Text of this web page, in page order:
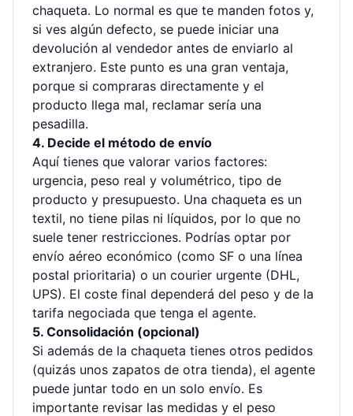
chaqueta. Lo normal es que te manden fotos y,
si ves algún defecto, se puede iniciar una
devolución al vendedor antes de enviarlo al
extranjero. Este punto es una gran ventaja,
porque si compraras directamente y el
producto llega mal, reclamar sería una
pesadilla.
4. Decide el método de envío
Aquí tienes que valorar varios factores:
urgencia, peso real y volumétrico, tipo de
producto y presupuesto. Una chaqueta es un
textil, no tiene pilas ni líquidos, por lo que no
suele tener restricciones. Podrías optar por
envío aéreo económico (como SF o una línea
postal prioritaria) o un courier urgente (DHL,
UPS). El coste final dependerá del peso y de la
tarifa negociada que tenga el agente.
5. Consolidación (opcional)
Si además de la chaqueta tienes otros pedidos
(quizás unos zapatos de otra tienda), el agente
puede juntar todo en un solo envío. Es
importante revisar las medidas y el peso